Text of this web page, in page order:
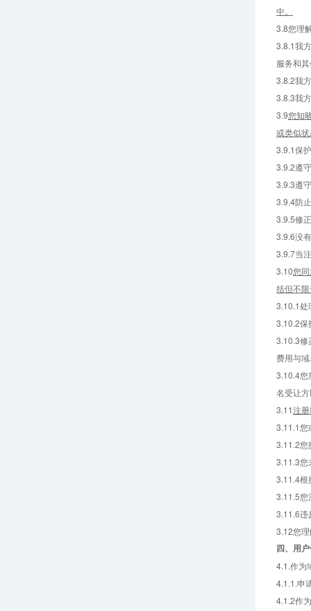
中。
3.8您理
3.8.1我
服务和
3.8.2我
3.8.3我
3.9您知
或类似
3.9.1保
3.9.2遵
3.9.3遵
3.9.4防
3.9.5修
3.9.6没
3.9.7当
3.10您
括但不
3.10.1处
3.10.2保
3.10.3修
费用与
3.10.4您
名受让
3.11注
3.11.1您
3.11.2您
3.11.3您
3.11.4根
3.11.5您
3.11.6违
3.12您
四、 用
4.1.作为
4.1.1.申
4.1.2作